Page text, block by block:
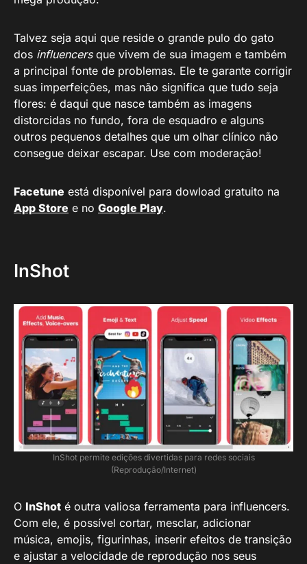
Talvez seja aqui que reside o grande pulo do gato
dos influencersque vivem de sua imagem e também
a principal fonte de problemas. Ele te garante corrigir
suas imperfeições, mas não significa que tudo seja
flores: é daqui que nasce também as imagens
distorcidas no fundo, fora de esquadro e alguns
outros pequenos detalhes que um olhar clínico não
consegue deixar escapar. Use com moderação!
Facetune está disponível para dowload gratuito na
App Store e no Google Play.
InShot
InShot permite edições divertidas para redes sociais
(Reprodução/Internet)
O InShot é outra valiosa ferramenta para influencers.
Com ele, é possível cortar, mesclar, adicionar
música, emojis, figurinhas, inserir efeitos de transição
e ajustar a velocidade de reprodução nos seus